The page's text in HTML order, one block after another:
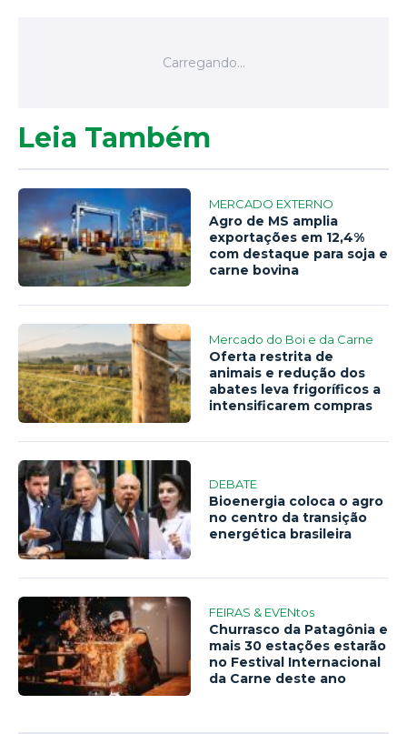
Leia Também
MERCADO EXTERNO
Agro de MS amplia
exportações em 12,4%
com destaque para soja e
carne bovina
Mercado do Boi e da Carne
Oferta restrita de
animais e redução dos
abates leva frigoríficos a
intensificarem compras
DEBATE
Bioenergia coloca o agro
no centro da transição
energética brasileira
FEIRAS & EVENtos
Churrasco da Patagônia e
mais 30 estações estarão
no Festival Internacional
da Carne deste ano